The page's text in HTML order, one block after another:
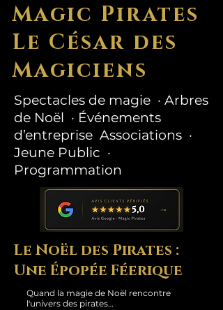
Magic Pirates
Le César des
Magiciens
Spectacles de magie · Arbres
de Noël · Événements
d’entreprise Associations ·
Jeune Public ·
Programmation
Le Noël des Pirates :
Une Épopée Féerique
Quand la magie de Noël rencontre
l'univers des pirates…